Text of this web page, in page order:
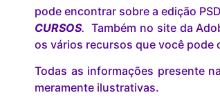
pode encontrar sobre a edição
CURSOS. Também no site da
os vários recursos que você pode
Todas as informações presente
meramente ilustrativas.